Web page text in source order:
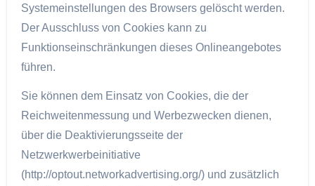
Systemeinstellungen des Browsers gelöscht werden.
Der Ausschluss von Cookies kann zu
Funktionseinschränkungen dieses Onlineangebotes
führen.
Sie können dem Einsatz von Cookies, die der
Reichweitenmessung und Werbezwecken dienen,
über die Deaktivierungsseite der
Netzwerkwerbeinitiative
(http://optout.networkadvertising.org/) und zusätzlich